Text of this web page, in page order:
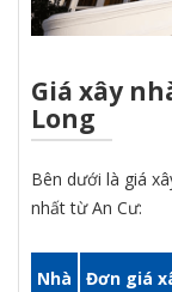
Giá xây
Long
Bên dưới là giá
nhất từ An Cư:
Nhà Đơn giá